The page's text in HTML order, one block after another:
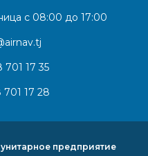
с 08:00 до 17:00
701 17 35
17 28
предприятие